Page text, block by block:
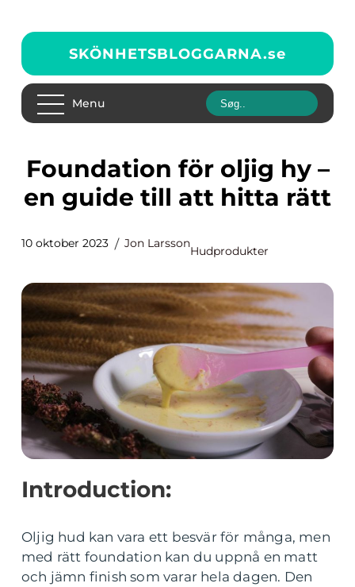
SKÖNHETSBLOGGARNA.se
Menu
Foundation för oljig hy –
en guide till att hitta rätt
10 oktober 2023 Jon Larsson
Hudprodukter
Introduction:
Oljig hud kan vara ett besvär för många, men
med rätt foundation kan du uppnå en matt
och jämn finish som varar hela dagen. Den